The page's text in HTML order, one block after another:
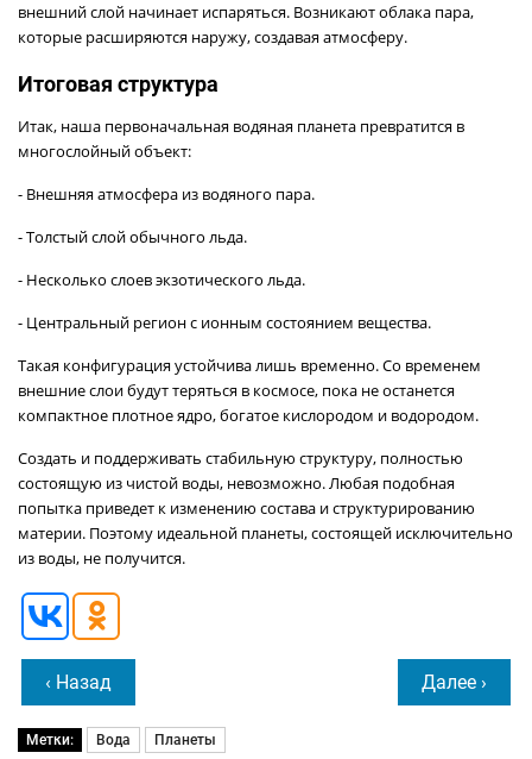
внешний слой начинает испаряться. Возникают облака пара,
которые расширяются наружу, создавая атмосферу.
Итоговая структура
Итак, наша первоначальная водяная планета превратится в
многослойный объект:
- Внешняя атмосфера из водяного пара.
- Толстый слой обычного льда.
- Несколько слоев экзотического льда.
- Центральный регион с ионным состоянием вещества.
Такая конфигурация устойчива лишь временно. Со временем
внешние слои будут теряться в космосе, пока не останется
компактное плотное ядро, богатое кислородом и водородом.
Создать и поддерживать стабильную структуру, полностью
состоящую из чистой воды, невозможно. Любая подобная
попытка приведет к изменению состава и структурированию
материи. Поэтому идеальной планеты, состоящей исключительно
из воды, не получится.
‹ Назад Далее ›
Метки: Вода Планеты